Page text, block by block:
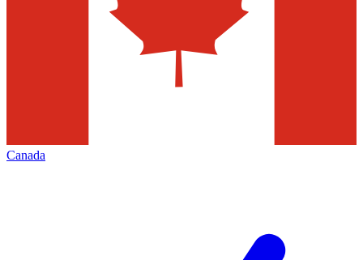
Canada